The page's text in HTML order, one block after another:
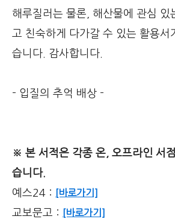
해루질러는 물론, 해산물에 관심 있
고 친숙하게 다가갈 수 있는 활용서
습니다. 감사합니다.
- 입질의 추억 배상 -
※ 본 서적은 각종 온, 오프라인 서
습니다.
예스24 :
[바로가기]
교보문고 : [바로가기]